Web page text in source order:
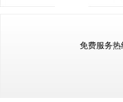
免费服务热